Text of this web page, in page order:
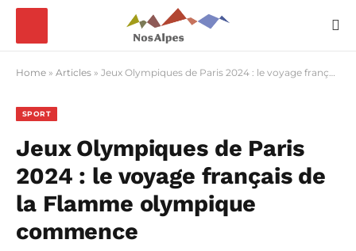
Home » Articles » Jeux Olympiques de Paris 2024 : le voyage français de la Flamme olympique commence
SPORT
Jeux Olympiques de Paris
2024 : le voyage français de
la Flamme olympique
commence